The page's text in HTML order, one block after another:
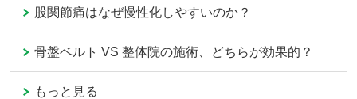
股関節痛はなぜ慢性化しやすいのか？
骨盤ベルト VS 整体院の施術、どちらが効果的？
もっと見る